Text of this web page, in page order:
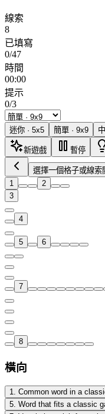
線索
8
已填寫
0/47
時間
00:00
提示
0/3
迷你 · 5x5 簡單 · 9x9
新遊戲 暫停
選擇一個格子或線索
1
2
3
4
5 6
7
8
橫向
1. Common word in a
5. Word that fits a classic